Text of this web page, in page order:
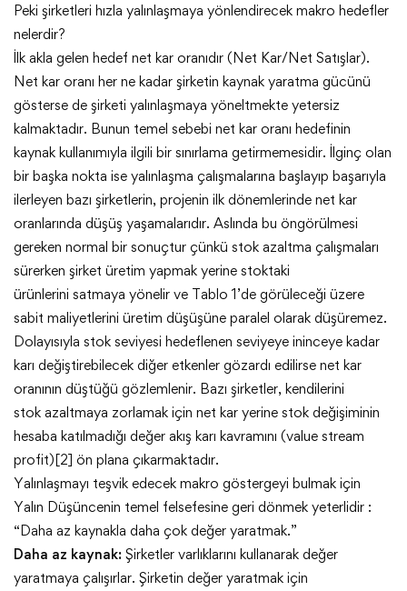
Peki şirketleri hızla yalınlaşmaya yönlendirecek makro hedefler
nelerdir?
İlk akla gelen hedef net kar oranıdır (Net Kar/Net Satışlar).
Net kar oranı her ne kadar şirketin kaynak yaratma gücünü
gösterse de şirketi yalınlaşmaya yöneltmekte yetersiz
kalmaktadır. Bunun temel sebebi net kar oranı hedefinin
kaynak kullanımıyla ilgili bir sınırlama getirmemesidir. İlginç olan
bir başka nokta ise yalınlaşma çalışmalarına başlayıp başarıyla
ilerleyen bazı şirketlerin, projenin ilk dönemlerinde net kar
oranlarında düşüş yaşamalarıdır. Aslında bu öngörülmesi
gereken normal bir sonuçtur çünkü stok azaltma çalışmaları
sürerken şirket üretim yapmak yerine stoktaki
ürünlerini satmaya yönelir ve Tablo 1’de görüleceği üzere
sabit maliyetlerini üretim düşüşüne paralel olarak düşüremez.
Dolayısıyla stok seviyesi hedeflenen seviyeye ininceye kadar
karı değiştirebilecek diğer etkenler gözardı edilirse net kar
oranının düştüğü gözlemlenir. Bazı şirketler, kendilerini
stok azaltmaya zorlamak için net kar yerine stok değişiminin
hesaba katılmadığı değer akış karı kavramını (value stream
profit)[2] ön plana çıkarmaktadır.
Yalınlaşmayı teşvik edecek makro göstergeyi bulmak için
Yalın Düşüncenin temel felsefesine geri dönmek yeterlidir :
“Daha az kaynakla daha çok değer yaratmak.”
Daha az kaynak: Şirketler varlıklarını kullanarak değer
yaratmaya çalışırlar. Şirketin değer yaratmak için